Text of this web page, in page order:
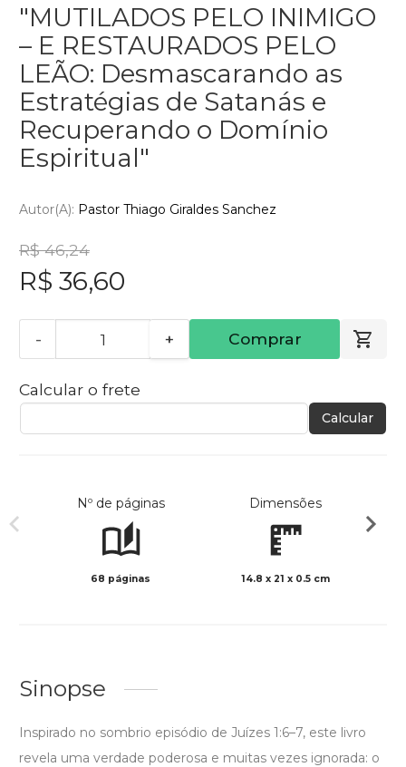
"MUTILADOS PELO INIMIGO
– E RESTAURADOS PELO
LEÃO: Desmascarando as
Estratégias de Satanás e
Recuperando o Domínio
Espiritual"
Autor(a): Pastor Thiago Giraldes Sanchez
R$ 46,24
R$ 36,60
- + Comprar
Calcular o frete
Calcular
Nº de páginas
68 páginas
Dimensões
14.8 x 21 x 0.5 cm
Sinopse
Inspirado no sombrio episódio de Juízes 1:6–7, este livro
revela uma verdade poderosa e muitas vezes ignorada: o